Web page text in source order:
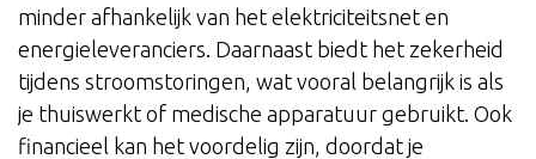
minder afhankelijk van het elektriciteitsnet en
energieleveranciers. Daarnaast biedt het zekerheid
tijdens stroomstoringen, wat vooral belangrijk is als
je thuiswerkt of medische apparatuur gebruikt. Ook
financieel kan het voordelig zijn, doordat je